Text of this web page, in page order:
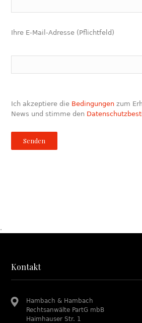
Ihre E-Mail-Adresse (Pflichtfeld)
Ich akzeptiere die Bedingungen zum
News und stimme den
.
Kontakt
Hambach & Hambach
Rechtsanwälte PartG mbB
Haimhauser Str. 1